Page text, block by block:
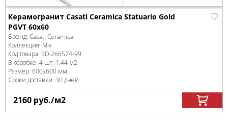
Керамогранит Casati Ceramica Statuario Gold
PGVT 60x60
Бренд: Casati Ceramica
Коллекция: Mix
Код товара: SD-266574-99
В коробке: 4 шт, 1.44 м2
Размер: 600x600 мм
Сроки доставки: 30 дней
2160 руб./м2